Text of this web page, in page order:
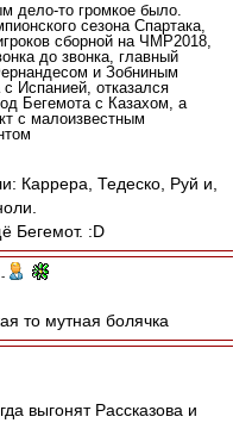
дело-то громкое было.
сезона Спартака,
сборной на ЧМР2018,
до звонка, главный
и Зобниным
Испанией, отказался
Бегемота с Казахом, а
с малоизвестным
Каррера, Тедеско, Руй и,
Бегемот. :D
-
то мутная болячка
выгонят Рассказова и